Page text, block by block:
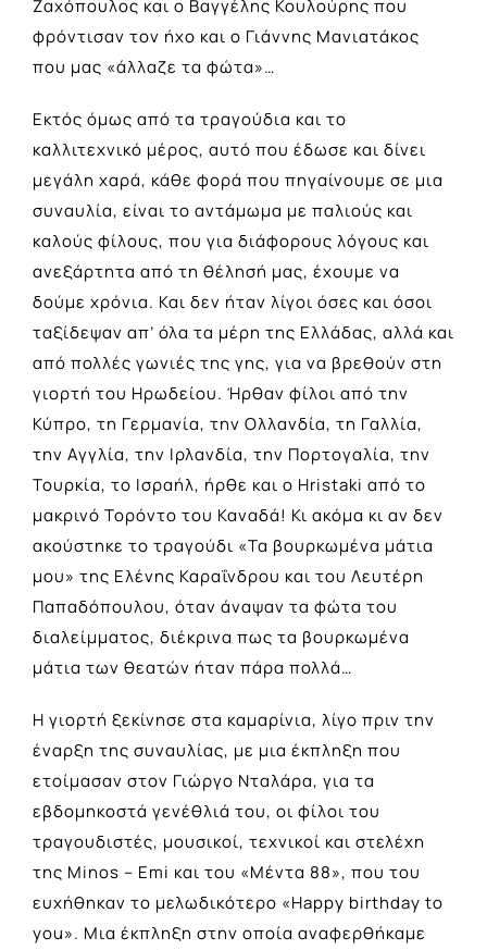
Ζαχόπουλος και ο Βαγγέλης Κουλούρης που
φρόντισαν τον ήχο και ο Γιάννης Μανιατάκος
που μας «άλλαζε τα φώτα»…
Εκτός όμως από τα τραγούδια και το
καλλιτεχνικό μέρος, αυτό που έδωσε και δίνει
μεγάλη χαρά, κάθε φορά που πηγαίνουμε σε μια
συναυλία, είναι το αντάμωμα με παλιούς και
καλούς φίλους, που για διάφορους λόγους και
ανεξάρτητα από τη θέλησή μας, έχουμε να
δούμε χρόνια. Και δεν ήταν λίγοι όσες και όσοι
ταξίδεψαν απ’ όλα τα μέρη της Ελλάδας, αλλά και
από πολλές γωνιές της γης, για να βρεθούν στη
γιορτή του Ηρωδείου. Ήρθαν φίλοι από την
Κύπρο, τη Γερμανία, την Ολλανδία, τη Γαλλία,
την Αγγλία, την Ιρλανδία, την Πορτογαλία, την
Τουρκία, το Ισραήλ, ήρθε και ο Ηristaki από το
μακρινό Τορόντο του Καναδά! Κι ακόμα κι αν δεν
ακούστηκε το τραγούδι «Τα βουρκωμένα μάτια
μου» της Ελένης Καραΐνδρου και του Λευτέρη
Παπαδόπουλου, όταν άναψαν τα φώτα του
διαλείμματος, διέκρινα πως τα βουρκωμένα
μάτια των θεατών ήταν πάρα πολλά…
Η γιορτή ξεκίνησε στα καμαρίνια, λίγο πριν την
έναρξη της συναυλίας, με μια έκπληξη που
ετοίμασαν στον Γιώργο Νταλάρα, για τα
εβδομηκοστά γενέθλιά του, οι φίλοι του
τραγουδιστές, μουσικοί, τεχνικοί και στελέχη
της Minos – Emi και του «Μέντα 88», που του
ευχήθηκαν το μελωδικότερο «Happy birthday to
you». Μια έκπληξη στην οποία αναφερθήκαμε